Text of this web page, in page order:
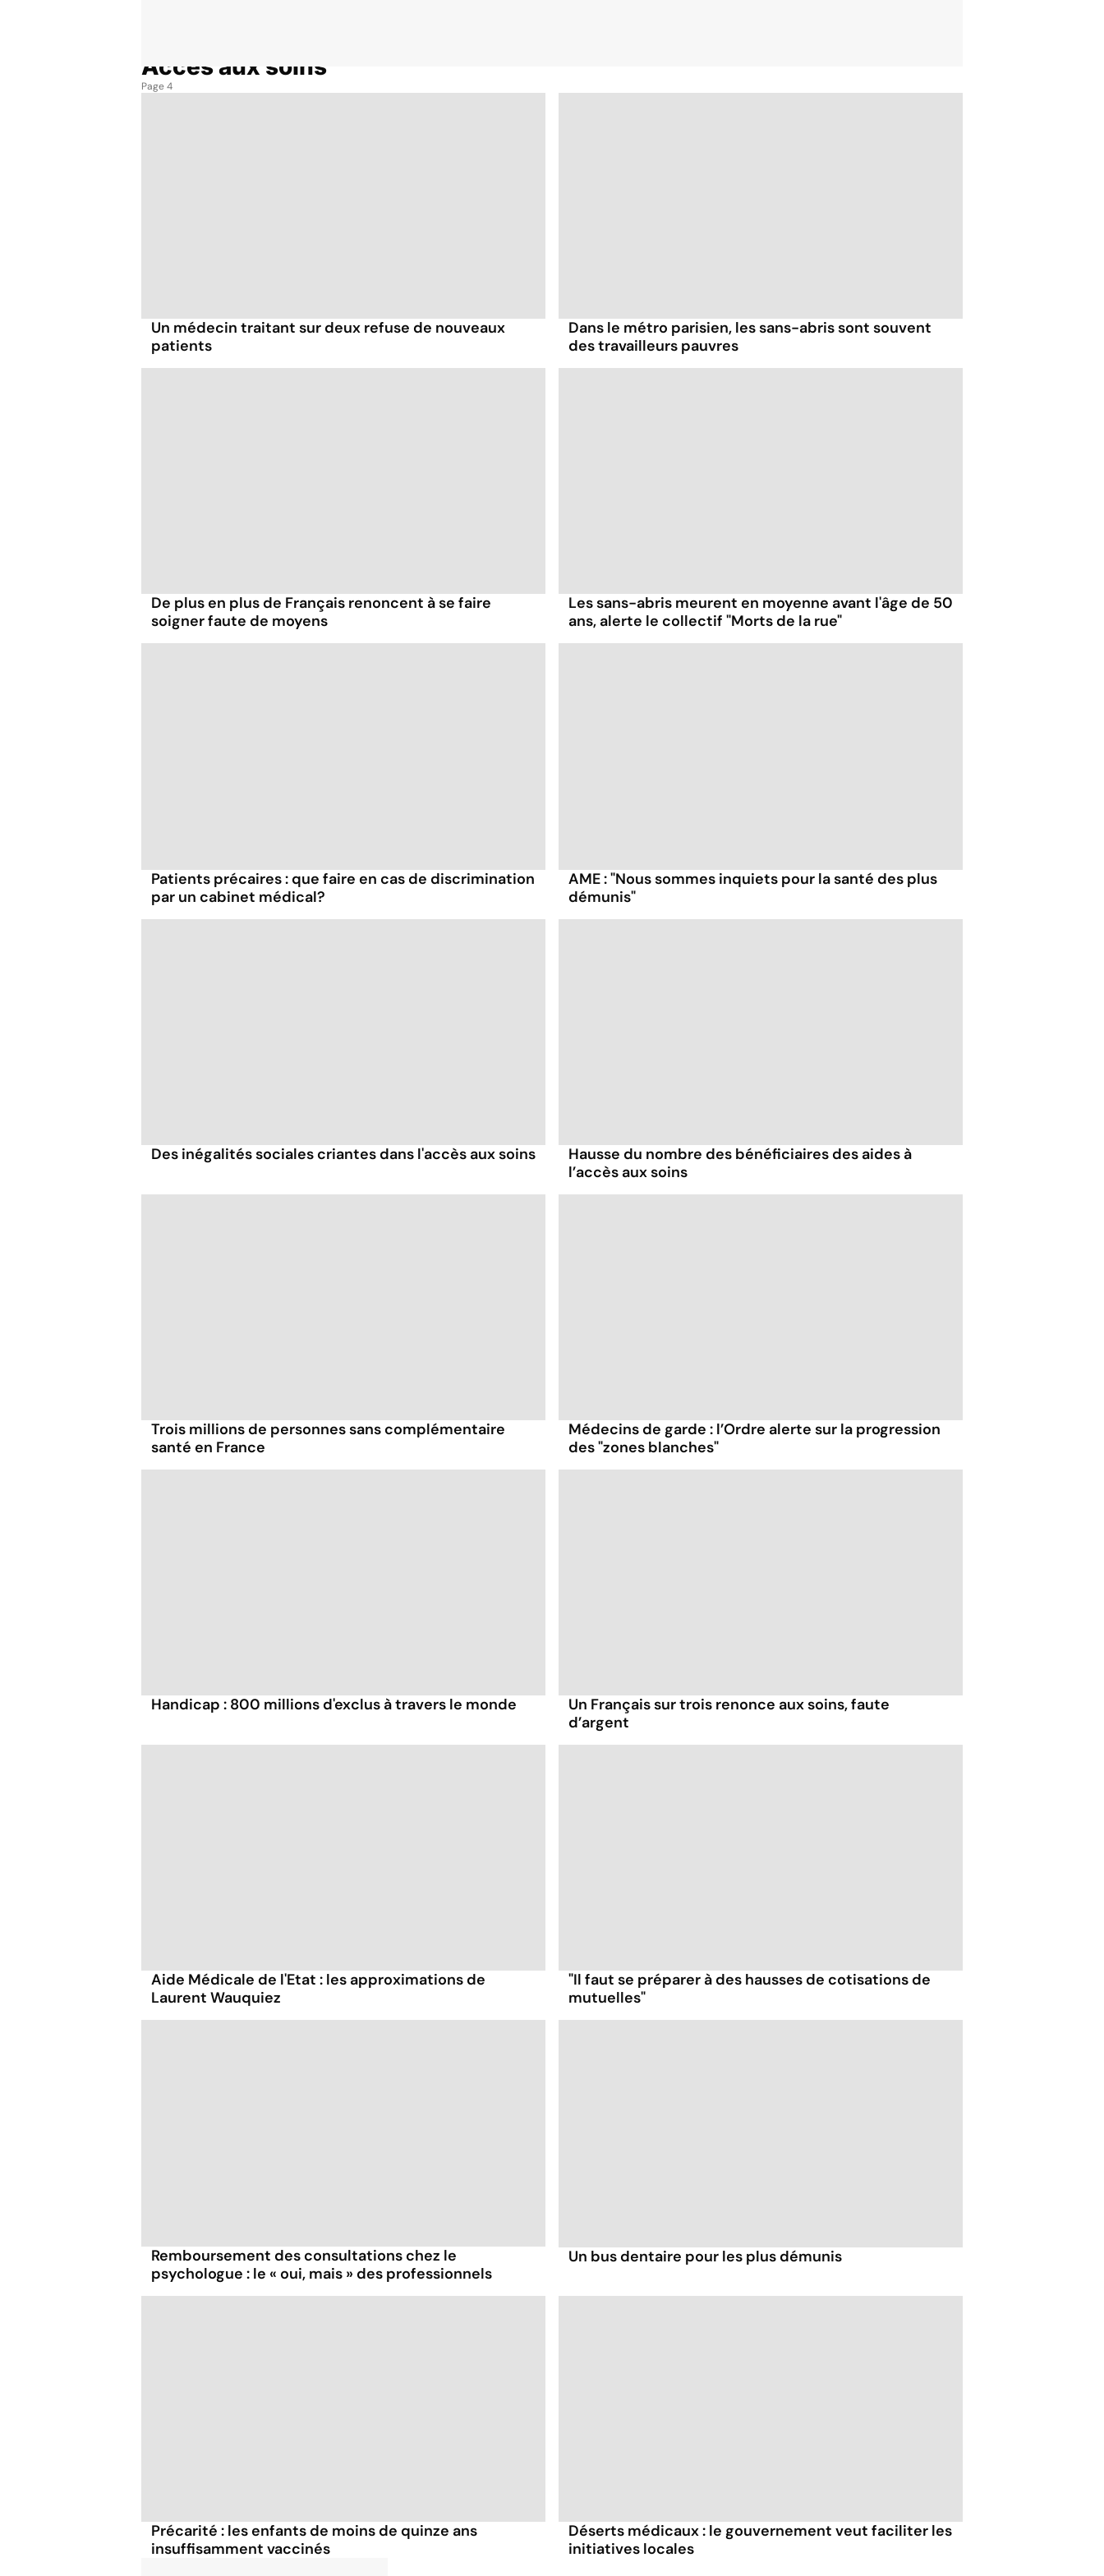
Accès aux soins
Page 4
Un médecin traitant sur deux refuse de nouveaux
patients
Dans le métro parisien, les sans-abris sont souvent
des travailleurs pauvres
De plus en plus de Français renoncent à se faire
soigner faute de moyens
Les sans-abris meurent en moyenne avant l'âge de 50
ans, alerte le collectif "Morts de la rue"
Patients précaires : que faire en cas de discrimination
par un cabinet médical?
AME : "Nous sommes inquiets pour la santé des plus
démunis"
Des inégalités sociales criantes dans l'accès aux soins
Hausse du nombre des bénéficiaires des aides à
l’accès aux soins
Trois millions de personnes sans complémentaire
santé en France
Médecins de garde : l’Ordre alerte sur la progression
des "zones blanches"
Handicap : 800 millions d'exclus à travers le monde
Un Français sur trois renonce aux soins, faute
d’argent
Aide Médicale de l'Etat : les approximations de
Laurent Wauquiez
"Il faut se préparer à des hausses de cotisations de
mutuelles"
Remboursement des consultations chez le
psychologue : le « oui, mais » des professionnels
Un bus dentaire pour les plus démunis
Précarité : les enfants de moins de quinze ans
insuffisamment vaccinés
Déserts médicaux : le gouvernement veut faciliter les
initiatives locales